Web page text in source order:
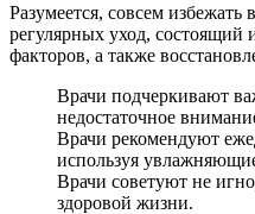
Разумеется, совсем
регулярных уход, состоящий
факторов, а также
Врачи подчеркивают
недостаточное
Врачи рекомендуют
используя
Врачи советуют не
здоровой жизни.